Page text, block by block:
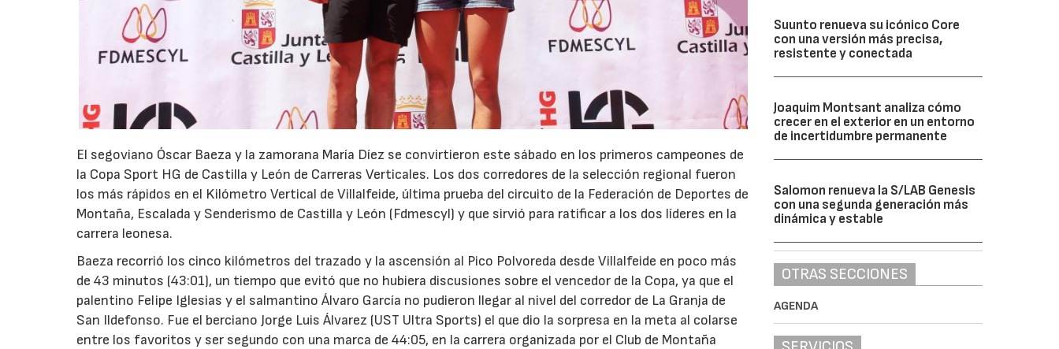
El segoviano Óscar Baeza y la zamorana María Díez se convirtieron este sábado en los primeros campeones de
la Copa Sport HG de Castilla y León de Carreras Verticales. Los dos corredores de la selección regional fueron
los más rápidos en el Kilómetro Vertical de Villalfeide, última prueba del circuito de la Federación de Deportes de
Montaña, Escalada y Senderismo de Castilla y León (Fdmescyl) y que sirvió para ratificar a los dos líderes en la
carrera leonesa.
Baeza recorrió los cinco kilómetros del trazado y la ascensión al Pico Polvoreda desde Villalfeide en poco más
de 43 minutos (43:01), un tiempo que evitó que no hubiera discusiones sobre el vencedor de la Copa, ya que el
palentino Felipe Iglesias y el salmantino Álvaro García no pudieron llegar al nivel del corredor de La Granja de
San Ildefonso. Fue el berciano Jorge Luis Álvarez (UST Ultra Sports) el que dio la sorpresa en la meta al colarse
entre los favoritos y ser segundo con una marca de 44:05, en la carrera organizada por el Club de Montaña
Suunto renueva su icónico Core
con una versión más precisa,
resistente y conectada
Joaquim Montsant analiza cómo
crecer en el exterior en un entorno
de incertidumbre permanente
Salomon renueva la S/LAB Genesis
con una segunda generación más
dinámica y estable
OTRAS SECCIONES
AGENDA